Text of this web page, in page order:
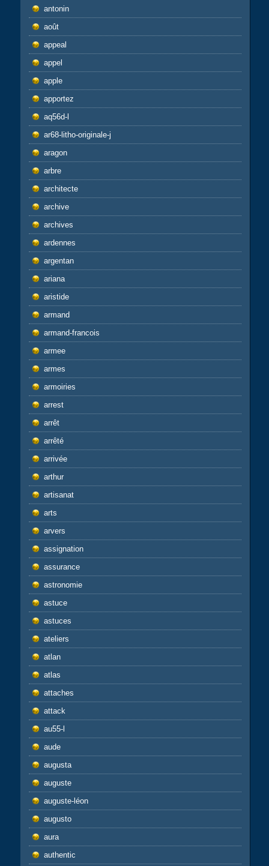
antonin
août
appeal
appel
apple
apportez
aq56d-l
ar68-litho-originale-j
aragon
arbre
architecte
archive
archives
ardennes
argentan
ariana
aristide
armand
armand-francois
armee
armes
armoiries
arrest
arrêt
arrêté
arrivée
arthur
artisanat
arts
arvers
assignation
assurance
astronomie
astuce
astuces
ateliers
atlan
atlas
attaches
attack
au55-l
aude
augusta
auguste
auguste-léon
augusto
aura
authentic